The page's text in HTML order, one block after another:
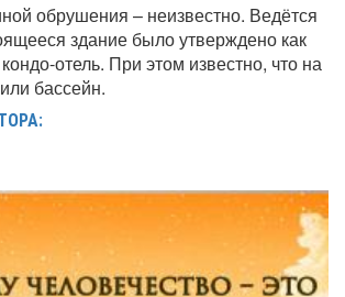
обрушения – неизвестно. Ведётся
здание было утверждено как
отель. При этом известно, что на
бассейн.